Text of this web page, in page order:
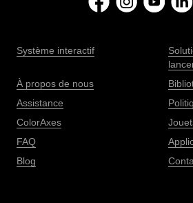
Système interactif
À propos de nous
Assistance
ColorAxes
FAQ
Blog